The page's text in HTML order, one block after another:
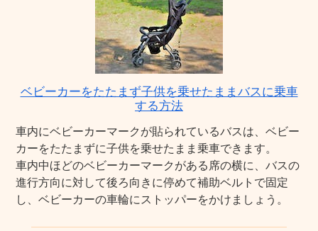
ベビーカーをたたまず子供を乗せたままバスに乗車
する方法
車内にベビーカーマークが貼られているバスは、ベビー
カーをたたまずに子供を乗せたまま乗車できます。
車内中ほどのベビーカーマークがある席の横に、バスの
進行方向に対して後ろ向きに停めて補助ベルトで固定
し、ベビーカーの車輪にストッパーをかけましょう。